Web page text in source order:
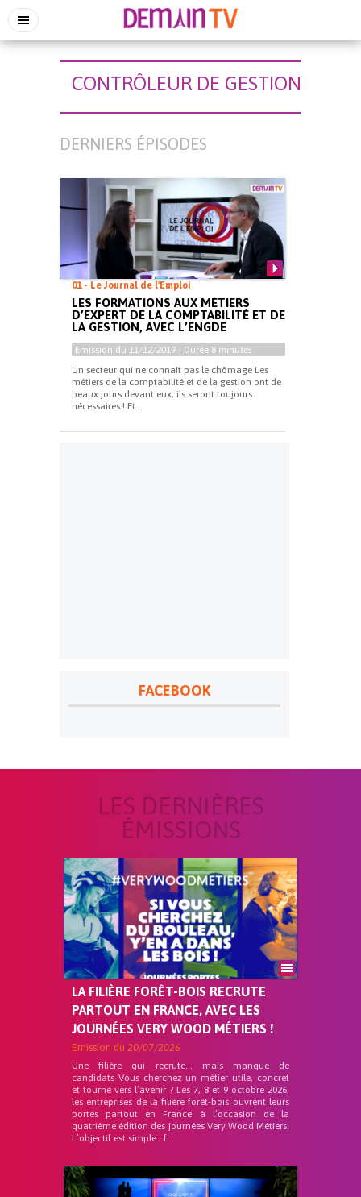
CONTRÔLEUR DE GESTION
DERNIERS ÉPISODES
01 - Le Journal de l'Emploi
LES FORMATIONS AUX MÉTIERS
D’EXPERT DE LA COMPTABILITÉ ET DE
LA GESTION, AVEC L’ENGDE
Emission du 11/12/2019 - Durée 8 minutes
Un secteur qui ne connaît pas le chômage Les
métiers de la comptabilité et de la gestion ont de
beaux jours devant eux, ils seront toujours
nécessaires ! Et...
FACEBOOK
LES DERNIÈRES
ÉMISSIONS
LA FILIÈRE FORÊT-BOIS RECRUTE
PARTOUT EN FRANCE, AVEC LES
JOURNÉES VERY WOOD MÉTIERS !
Emission du 20/07/2026
Une filière qui recrute… mais manque de
candidats Vous cherchez un métier utile, concret
et tourné vers l’avenir ? Les 7, 8 et 9 octobre 2026,
les entreprises de la filière forêt-bois ouvrent leurs
portes partout en France à l’occasion de la
quatrième édition des journées Very Wood Métiers.
L’objectif est simple : f...